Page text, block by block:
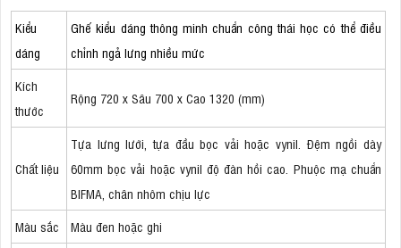
Kiểu
dáng
Ghế kiểu dáng thông minh chuẩn công thái học có thể điều
chỉnh ngả lưng nhiều mức
Kích
thước
Rộng 720 x Sâu 700 x Cao 1320 (mm)
Chất liệu
Tựa lưng lưới, tựa đầu bọc vải hoặc vynil. Đệm ngồi dày
60mm bọc vải hoặc vynil độ đàn hồi cao. Phuộc mạ chuẩn
BIFMA, chân nhôm chịu lực
Màu sắc
Màu đen hoặc ghi